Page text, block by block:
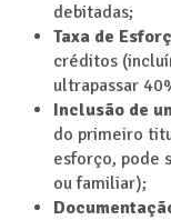
debitadas;
Taxa de
créditos
ultrapassar
Inclusão de
do primeiro
esforço, pode
ou familiar);